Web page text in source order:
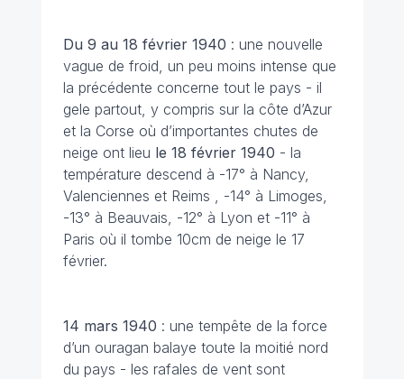
Du 9 au 18 février 1940 : une nouvelle
vague de froid, un peu moins intense que
la précédente concerne tout le pays - il
gele partout, y compris sur la côte d’Azur
et la Corse où d’importantes chutes de
neige ont lieu le 18 février 1940 - la
température descend à -17° à Nancy,
Valenciennes et Reims , -14° à Limoges,
-13° à Beauvais, -12° à Lyon et -11° à
Paris où il tombe 10cm de neige le 17
février.
14 mars 1940 : une tempête de la force
d’un ouragan balaye toute la moitié nord
du pays - les rafales de vent sont